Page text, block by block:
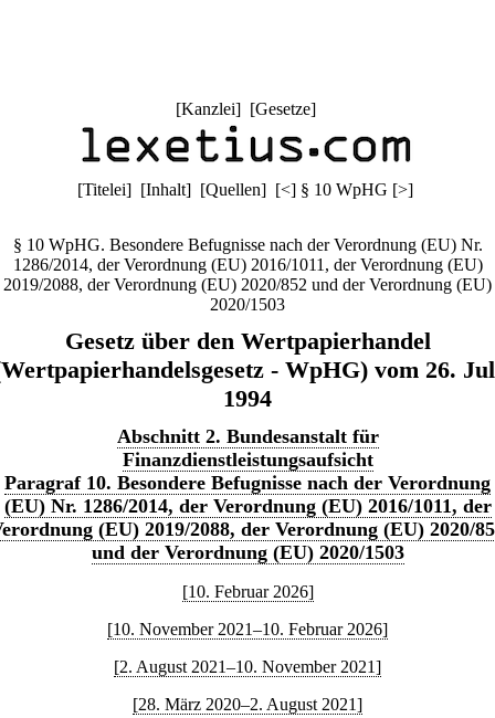
[Kanzlei] [Gesetze]
[Titelei] [Inhalt] [Quellen] [<] § 10 WpHG [>]
§ 10 WpHG. Besondere Befugnisse nach der Verordnung (EU) Nr.
1286/2014, der Verordnung (EU) 2016/1011, der Verordnung (EU)
2019/2088, der Verordnung (EU) 2020/852 und der Verordnung (EU)
2020/1503
Gesetz über den Wertpapierhandel
- WpHG) vom 26.
1994
Abschnitt 2. Bundesanstalt für
Finanzdienstleistungsaufsicht
Paragraf 10. Besondere Befugnisse nach der Verordnung
(EU) Nr. 1286/2014, der Verordnung (EU) 2016/1011, der
(EU) 2019/2088, der Verordnung (EU) 2020/
und der Verordnung (EU) 2020/1503
[10. Februar 2026]
[10. November 2021–10. Februar 2026]
[2. August 2021–10. November 2021]
[28. März 2020–2. August 2021]